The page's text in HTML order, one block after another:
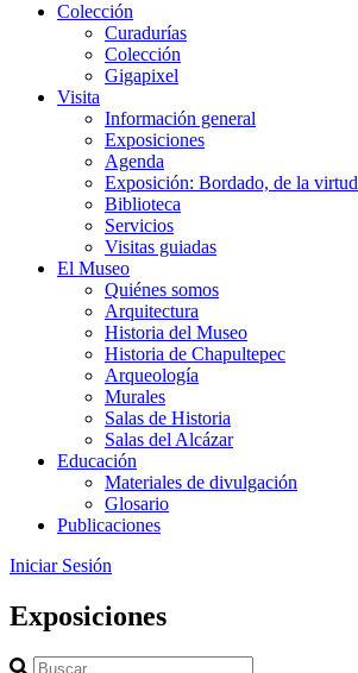
Colección
Curadurías
Colección
Gigapixel
Visita
Información general
Exposiciones
Agenda
Exposición: Bordado, de la virtud
Biblioteca
Servicios
Visitas guiadas
El Museo
Quiénes somos
Arquitectura
Historia del Museo
Historia de Chapultepec
Arqueología
Murales
Salas de Historia
Salas del Alcázar
Educación
Materiales de divulgación
Glosario
Publicaciones
Iniciar Sesión
Exposiciones